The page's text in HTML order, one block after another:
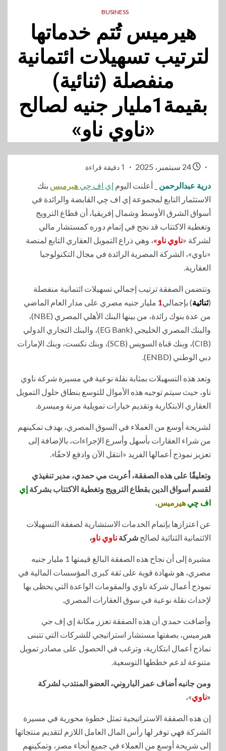
BUSINESS
هيرميس تُتم خدماتها
لترتيب تسهيلات ائتمانية
منفصلة (ثنائية)
بقيمة1مليار جنيه لصالح
«ناوي ناو»
1 دقيقة قراءة
درية عبدالرحمن _ أعلنت اليوم إي اف چي هيرميس بنك
الاستثمار التابع لمجموعة إي اف چي القابضة والرائدة في
أسواق الشرق الأوسط وشمال إفريقيا، أن قطاع الترويج
وتغطية الاكتتاب قد نجح في إتمام دوره كمستشار مالي
لشركة «ناوي ناو»، وهي ذراع التمويل العقاري التابع لمنصة
«ناوي»، الشركة المصرية الرائدة في مجال التكنولوجيا
العقارية.
وتتضمن الصفقة ترتيب إجمالي تسهيلات ائتمانية منفصلة
(ثنائية) بإجمالي1 مليار جنيه مصري على مدار العام الماضي
من عدة بنوك رائدة، من بينها البنك الأهلي المصري (NBE)،
والبنك المصري الخليجي (EG Bank)، والبنك التجاري الدولي
(CIB)، وبنك قناة السويس (SCB)، وبنك نكست، وبنك الإمارات
دبي الوطني (ENBD).
وتعد هذه التسهيلات بمثابة نقلة نوعية في مسيرة شركة ناوي
ناو، حيث سيتم توجيه هذه الأموال للتوسع بنطاق حلول التمويل
العقاري الابتكارية وتقديم خيارات تمويلية مرنة وميسرة.
لشريحة أوسع من العملاء في السوق المصري، بهدف تمكينهم
من شراء العقارات بأسهل وأسرع الإجراءات، بالإضافة إلى
تعزيز نموذج أعمالها الفريد «انتقل الآن وادفع لاحقًا».
وتعليقًا على هذه الصفقة، أعربت مي حمدي، مدير تنفيذي
لقسم أسواق الدين بقطاع الترويج وتغطية الاكتتاب بشركة إي
اف چي هيرميس،
عن اعتزازها بإتمام الخدمات الاستشارية لصفقة التسهيلات
الائتمانية الثنائية لصالح شركة ناوي ناو،
مشيرة إلى أن نجاح هذه الصفقة البالغ قيمتها 1 مليار جنيه
مصري، هو شهادة قوية على ثقة كبرى المؤسسات المالية في
نموذج أعمال شركة ناوي والمقومات الواعدة التي يحظى بها
لإحداث نقلة نوعية في سوق العقارات المصري.
وأضافت حمدي أن هذه الصفقة تعزز مكانة إي إف جي
هيرميس، بصفتها مستشار استراتيجي للشركات التي تتبنى
نماذج أعمال ابتكارية، وترغب في الحصول على مصادر تمويل
متنوعة لدعم خططها التوسعية.
ومن جانبه أضاف عمر الباروني، العضو المنتدب لشركة
«ناوي»،
إن هذه الصفقة الاستراتيجية تمثل خطوة محورية في مسيرة
الشركة فهي توفر لها رأس المال العامل اللازم لتقديم منتجاتها
إلى شريحة أوسع من العملاء في جميع أنحاء مصر، وتمكينهم